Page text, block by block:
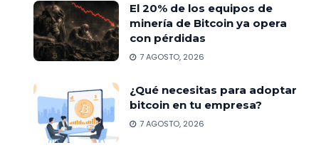
El 20% de los equipos de
minería de Bitcoin ya opera
con pérdidas
7 AGOSTO, 2026
¿Qué necesitas para adoptar
bitcoin en tu empresa?
7 AGOSTO, 2026